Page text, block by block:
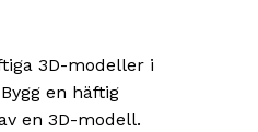
3D-modeller i
en häftig
en 3D-modell.